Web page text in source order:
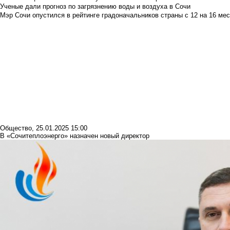
Ученые дали прогноз по загрязнению воды и воздуха в Сочи
Мэр Сочи опустился в рейтинге градоначальников страны с 12 на 16
Общество, 25.01.2025 15:00
В «Сочитеплоэнерго» назначен новый директор